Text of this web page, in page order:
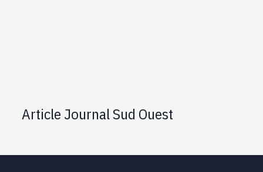
Article Journal Sud Ouest